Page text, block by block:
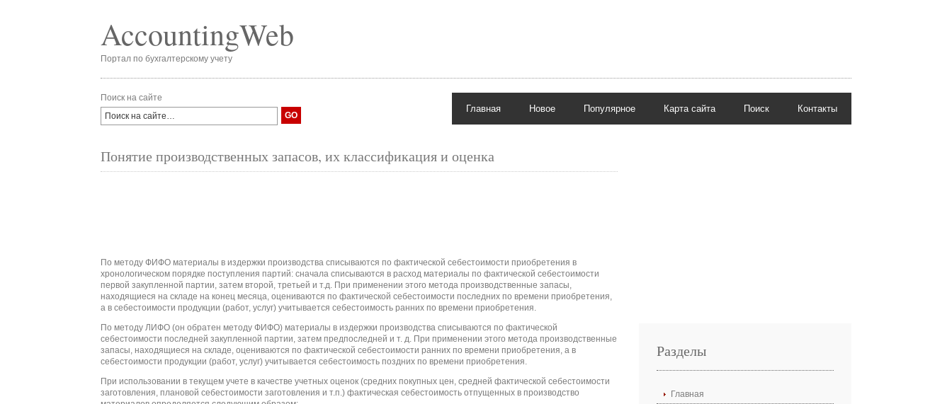
AccountingWeb
Портал по бухгалтерскому учету
Поиск на сайте
Главная Новое Популярное Карта сайта Поиск Контакты
Понятие производственных запасов, их классификация и оценка
По методу ФИФО материалы в издержки производства списываются по фактической себестоимости приобретения в
хронологическом порядке поступления партий: сначала списываются в расход материалы по фактической себестоимости
первой закупленной партии, затем второй, третьей и т.д. При применении этого метода производственные запасы,
находящиеся на складе на конец месяца, оцениваются по фактической себестоимости последних по времени приобретения,
а в себестоимости продукции (работ, услуг) учитывается себестоимость ранних по времени приобретения.
По методу ЛИФО (он обратен методу ФИФО) материалы в издержки производства списываются по фактической
себестоимости последней закупленной партии, затем предпоследней и т. д. При применении этого метода производственные
запасы, находящиеся на складе, оцениваются по фактической себестоимости ранних по времени приобретения, а в
себестоимости продукции (работ, услуг) учитывается себестоимость поздних по времени приобретения.
При использовании в текущем учете в качестве учетных оценок (средних покупных цен, средней фактической себестоимости
заготовления, плановой себестоимости заготовления и т.п.) фактическая себестоимость отпущенных в производство
Разделы
Главная